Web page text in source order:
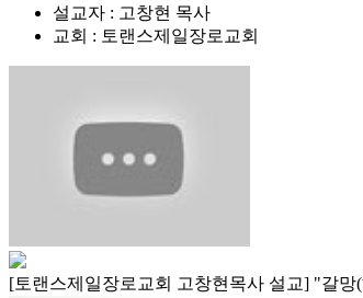
설교자 : 고창현 목사
교회 : 토랜스제일장로교회
[토랜스제일장로교회 고창현목사 설교] "갈망